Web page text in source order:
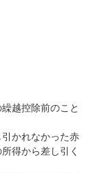
越控除前のこと
かれなかった赤
得から差し引く